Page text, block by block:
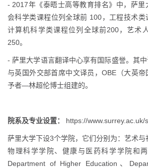
- 2017年《泰晤士高等教育排名》中，萨里
会科学类课程位列全球前 100，工程技术类
计算机科学类课程位列全球前200，艺术
250。
- 萨里大学语言翻译中心享有国际盛誉。其
与英国外交部首席中文译员，OBE（大英
予者—林超伦博士组建的。
院系及专业设置： https://www.surrey.ac.uk/
萨里大学下设3个学院，它们分别为：艺术
物理科学学院、健康与医药科学学院和
Department of Higher Education、